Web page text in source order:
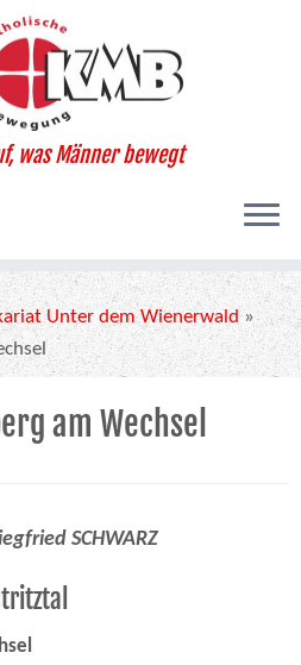
was Männer bewegt
Unter dem Wienerwald »
am Wechsel
SCHWARZ